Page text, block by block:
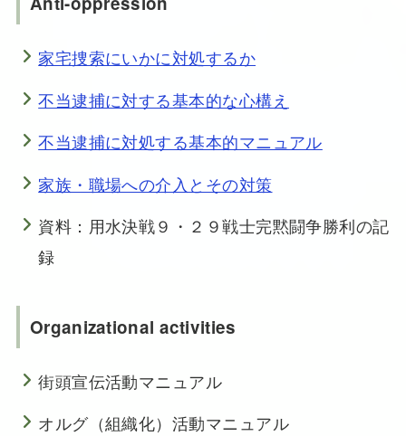
家宅捜索にいかに対処するか
不当逮捕に対する基本的な心構え
不当逮捕に対処する基本的マニュアル
家族・職場への介入とその対策
資料：用水決戦９・２９戦士完黙闘争勝利の記
録
Organizational activities
街頭宣伝活動マニュアル
オルグ（組織化）活動マニュアル